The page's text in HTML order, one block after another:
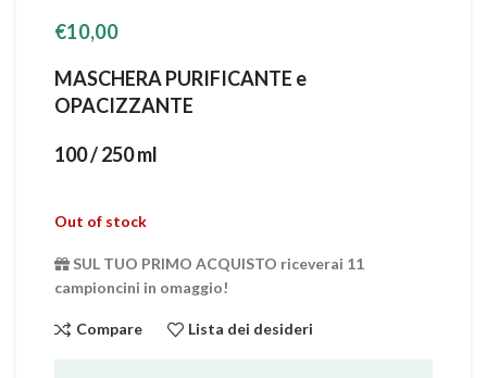
€10,00
MASCHERA PURIFICANTE e
OPACIZZANTE
100 / 250 ml
Out of stock
SUL TUO PRIMO ACQUISTO riceverai 11
campioncini in omaggio!
Compare Lista dei desideri